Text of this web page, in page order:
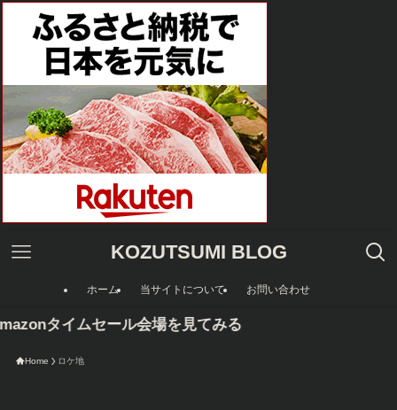
KOZUTSUMI BLOG
ホーム 当サイトについて お問い合わせ
タイムセール会場を見てみる
Home ロケ地